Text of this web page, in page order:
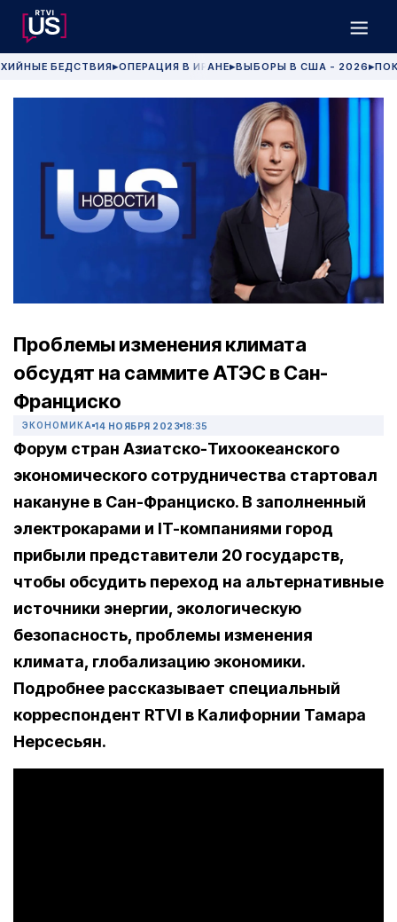
БЕДСТВИЯ▶ОПЕРАЦИЯ В ИРАНЕ▶ВЫБОРЫ В США - 2026 ▶
Проблемы изменения климата
обсудят на саммите АТЭС в Сан-
Франциско
ЭКОНОМИКА 14 НОЯБРЯ 2023 18:35
Форум стран Азиатско-Тихоокеанского
экономического сотрудничества стартовал
накануне в Сан-Франциско. В заполненный
электрокарами и IT-компаниями город
прибыли представители 20 государств,
чтобы обсудить переход на альтернативные
источники энергии, экологическую
безопасность, проблемы изменения
климата, глобализацию экономики.
Подробнее рассказывает специальный
корреспондент RTVI в Калифорнии Тамара
Нерсесьян.